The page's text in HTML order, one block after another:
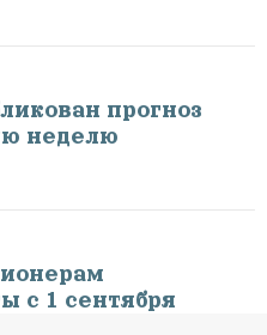
прогноз
неделю
с 1 сентября